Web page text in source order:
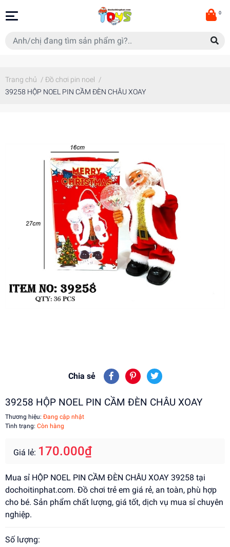
0
Trang chủ / Đồ chơi pin noel /
39258 HỘP NOEL PIN CẦM ĐÈN CHÂU XOAY
Chia sẻ
39258 HỘP NOEL PIN CẦM ĐÈN CHÂU XOAY
Thương hiệu: Đang cập nhật
Tình trạng: Còn hàng
Giá lẻ: 170.000₫
Mua sỉ HỘP NOEL PIN CẦM ĐÈN CHÂU XOAY 39258 tại
dochoitinphat.com. Đồ chơi trẻ em giá rẻ, an toàn, phù hợp
cho bé. Sản phẩm chất lượng, giá tốt, dịch vụ mua sỉ chuyên
nghiệp.
Số lượng: